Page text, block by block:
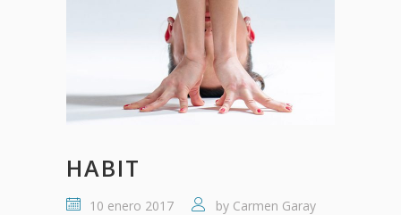
HABIT
10 enero 2017 by Carmen Garay